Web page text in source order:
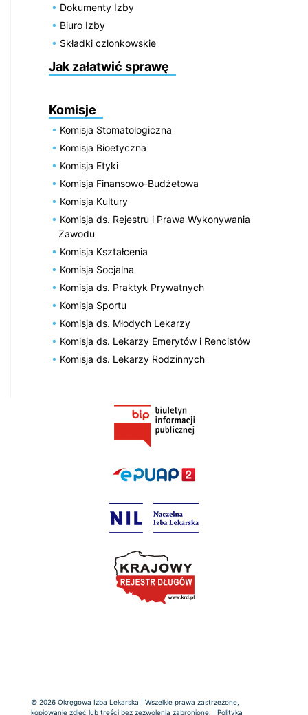
Dokumenty Izby
Biuro Izby
Składki członkowskie
Jak załatwić sprawę
Komisje
Komisja Stomatologiczna
Komisja Bioetyczna
Komisja Etyki
Komisja Finansowo-Budżetowa
Komisja Kultury
Komisja ds. Rejestru i Prawa Wykonywania
Zawodu
Komisja Kształcenia
Komisja Socjalna
Komisja ds. Praktyk Prywatnych
Komisja Sportu
Komisja ds. Młodych Lekarzy
Komisja ds. Lekarzy Emerytów i Rencistów
Komisja ds. Lekarzy Rodzinnych
© 2026 Okręgowa Izba Lekarska | Wszelkie prawa zastrzeżone,
kopiowanie zdjęć lub treści bez zezwolenia zabronione. | Polityka